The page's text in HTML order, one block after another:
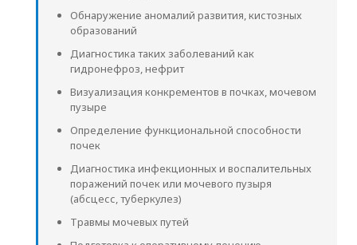
Обнаружение аномалий развития, кистозных
образований
Диагностика таких заболеваний как
гидронефроз, нефрит
Визуализация конкрементов в почках, мочевом
пузыре
Определение функциональной способности
почек
Диагностика инфекционных и воспалительных
поражений почек или мочевого пузыря
(абсцесс, туберкулез)
Травмы мочевых путей